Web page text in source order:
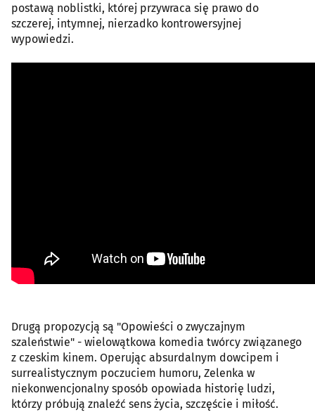
postawą noblistki, której przywraca się prawo do
szczerej, intymnej, nierzadko kontrowersyjnej
wypowiedzi.
Drugą propozycją są "Opowieści o zwyczajnym
szaleństwie" - wielowątkowa komedia twórcy związanego
z czeskim kinem. Operując absurdalnym dowcipem i
surrealistycznym poczuciem humoru, Zelenka w
niekonwencjonalny sposób opowiada historię ludzi,
którzy próbują znaleźć sens życia, szczęście i miłość.